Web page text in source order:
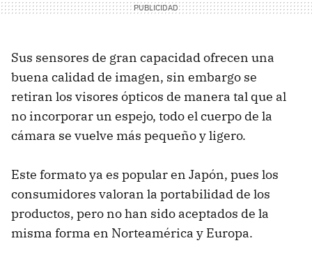
Sus sensores de gran capacidad ofrecen una
buena calidad de imagen, sin embargo se
retiran los visores ópticos de manera tal que al
no incorporar un espejo, todo el cuerpo de la
cámara se vuelve más pequeño y ligero.
Este formato ya es popular en Japón, pues los
consumidores valoran la portabilidad de los
productos, pero no han sido aceptados de la
misma forma en Norteamérica y Europa.